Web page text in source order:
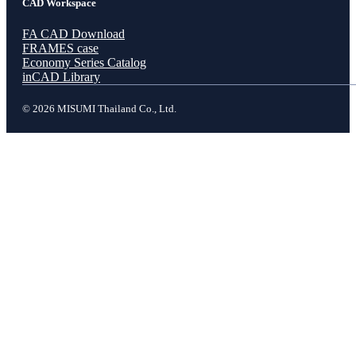
CAD Workspace
FA CAD Download
FRAMES case
Economy Series Catalog
inCAD Library
© 2026 MISUMI Thailand Co., Ltd.